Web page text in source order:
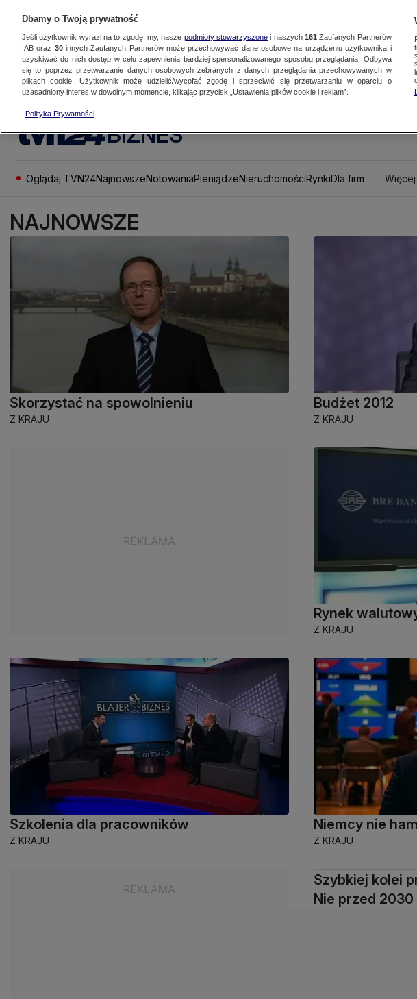
BIZNES
Oglądaj TVN24NajnowszeNotowaniaPieniądzeNieruchomościRynkiDla firm Więcej
NAJNOWSZE
Skorzystać na spowolnieniu
Z KRAJU
Budżet 2012
Z KRAJU
Rynek
Z KRAJU
Szkolenia dla pracowników
Z KRAJU
Niemcy nie
Z KRAJU
Szybkiej kolei
Nie przed 2030
Dbamy o Twoją prywatność
Jeśli użytkownik wyrazi na to zgodę, my, nasze podmioty stowarzyszonei naszych 161 Zaufanych Partnerów
IAB oraz 30innych Zaufanych Partnerów może przechowywać dane osobowe na urządzeniu użytkownika i
uzyskiwać do nich dostęp w celu zapewnienia bardziej spersonalizowanego sposobu przeglądania. Odbywa
się to poprzez przetwarzanie danych osobowych zebranych z danych przeglądania przechowywanych w
plikach cookie. Użytkownik może udzielić/wycofać zgodę i sprzeciwić się przetwarzaniu w oparciu o
uzasadniony interes w dowolnym momencie, klikając przycisk „Ustawienia plików cookie i reklam”.
Polityka Prywatności